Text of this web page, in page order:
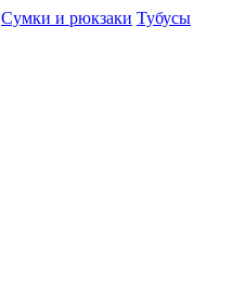
Сумки и рюкзаки Тубусы